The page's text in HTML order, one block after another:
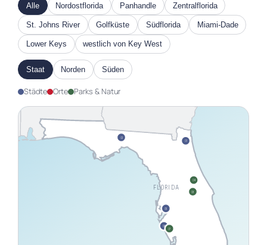
Alle Nordostflorida Panhandle Zentralflorida
St. Johns River Golfküste Südflorida Miami-Dade
Lower Keys westlich von Key West
Staat Norden Süden
Städte Orte Parks & Natur
ALABAMA
FLORIDA
01
02
03
04
05
06
07